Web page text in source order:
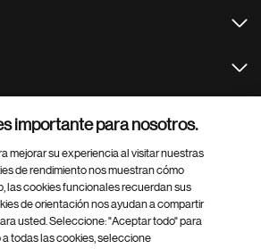
importante para nosotros.
mejorar su experiencia al visitar nuestras
de rendimiento nos muestran cómo
las cookies funcionales recuerdan sus
de orientación nos ayudan a compartir
usted. Seleccione: "Aceptar todo" para
todas las cookies, seleccione